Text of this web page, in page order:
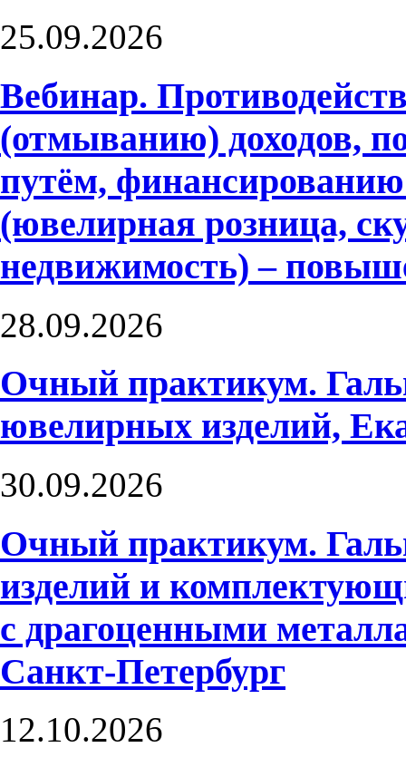
25.09.2026
Вебинар.
(отмыванию) доходов,
путём,
(ювелирная розница,
недвижимость) –
28.09.2026
Очный практикум.
ювелирных изделий,
30.09.2026
Очный практикум.
изделий и
с драгоценными
Санкт-Петербург
12.10.2026